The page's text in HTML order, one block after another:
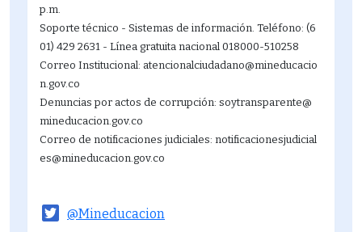
p.m.
Soporte técnico - Sistemas de información. Teléfono: (6
01) 429 2631 - Línea gratuita nacional 018000-510258
Correo Institucional: atencionalciudadano@mineducacio
n.gov.co
Denuncias por actos de corrupción: soytransparente@
mineducacion.gov.co
Correo de notificaciones judiciales: notificacionesjudicial
es@mineducacion.gov.co
@Mineducacion